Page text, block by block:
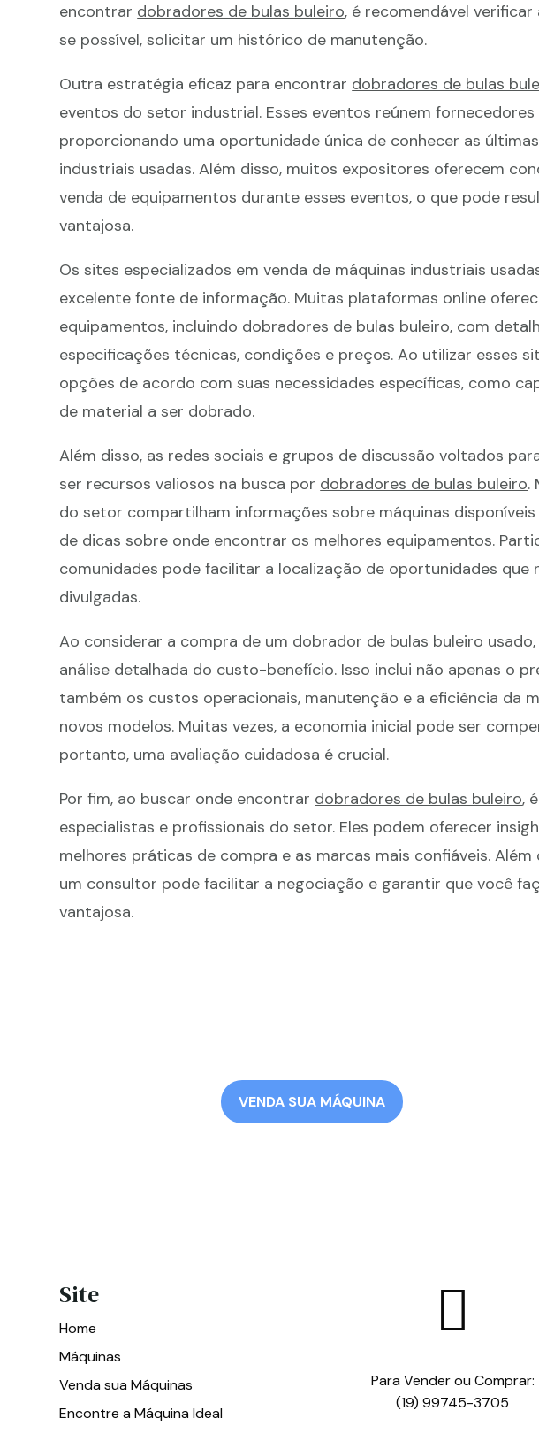
encontrar dobradores de bulas buleiro, é recomendável
se possível, solicitar um histórico de manutenção.
Outra estratégia eficaz para encontrar dobradores de bulas
eventos do setor industrial. Esses eventos reúnem
proporcionando uma oportunidade única de conhecer as
industriais usadas. Além disso, muitos expositores oferecem
venda de equipamentos durante esses eventos, o que pode
vantajosa.
Os sites especializados em venda de máquinas industriais
excelente fonte de informação. Muitas plataformas online
equipamentos, incluindo dobradores de bulas buleiro, com
especificações técnicas, condições e preços. Ao utilizar esses
opções de acordo com suas necessidades específicas, como
de material a ser dobrado.
Além disso, as redes sociais e grupos de discussão voltados
ser recursos valiosos na busca por dobradores de bulas buleiro.
do setor compartilham informações sobre máquinas disponíveis
de dicas sobre onde encontrar os melhores equipamentos.
comunidades pode facilitar a localização de oportunidades que
divulgadas.
Ao considerar a compra de um dobrador de bulas buleiro
análise detalhada do custo-benefício. Isso inclui não apenas o
também os custos operacionais, manutenção e a eficiência da
novos modelos. Muitas vezes, a economia inicial pode ser
portanto, uma avaliação cuidadosa é crucial.
Por fim, ao buscar onde encontrar dobradores de bulas buleiro,
especialistas e profissionais do setor. Eles podem oferecer
melhores práticas de compra e as marcas mais confiáveis.
um consultor pode facilitar a negociação e garantir que você
vantajosa.
VENDA SUA MÁQUINA
Site
Home
Máquinas
Venda sua Máquinas
Encontre a Máquina Ideal

Para Vender ou Comprar:
(19) 99745-3705